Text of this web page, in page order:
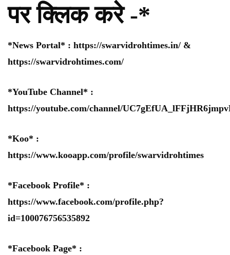
पर क्लिक करे -*
*News Portal* : https://swarvidrohtimes.in/ &
https://swarvidrohtimes.com/
*YouTube Channel* :
https://youtube.com/channel/
*Koo* :
https://www.kooapp.com/profile/swarvidrohtimes
*Facebook Profile* :
https://www.facebook.com/profile.php?
id=100076756535892
*Facebook Page* :